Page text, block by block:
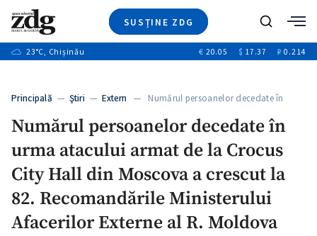
SUSȚINE ZDG
Ştiri
+6
Video
Special
+1
Blog
+2
ZdGust
Caută
23°C, Chișinău € 20.05 $ 17.37 ₽ 0.214
Principală — Ştiri — Extern — Numărul persoanelor decedate în
Numărul persoanelor decedate în
urma atacului armat de la Crocus
City Hall din Moscova a crescut la
82. Recomandările Ministerului
Afacerilor Externe al R. Moldova